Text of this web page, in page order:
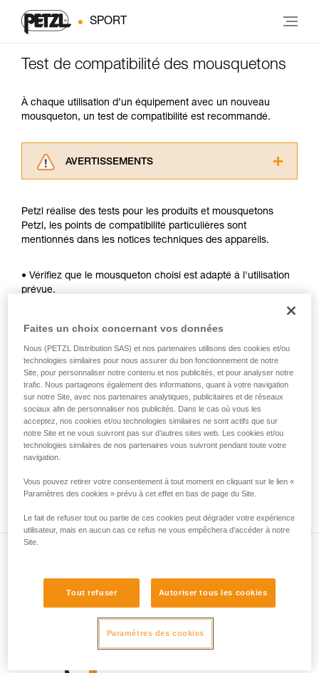
SPORT
Test de compatibilité des mousquetons
À chaque utilisation d’un équipement avec un nouveau
mousqueton, un test de compatibilité est recommandé.
AVERTISSEMENTS
consulter. Vous devez avoir compris les
informations de la notice technique pour
pouvoir comprendre ce complément
Maîtriser ces techniques nécessite une
de la reproduire en autonomie.
Nous donnons des exemples de techniques
liées à votre activité. Il peut en exister d’autres
que nous ne décrivons pas ici.
Petzl réalise des tests pour les produits et mousquetons
Petzl, les points de compatibilité particulières sont
mentionnés dans les notices techniques des appareils.
• Vérifiez que le mousqueton choisi est adapté à l'utilisation
prévue.
de connexion de l'appareil.
• Évaluez la possibilité que le mousqueton se mette en
mauvaise position et la stabilité de cette mauvaise position.
• Vérifiez les risques d'interférence entre les éléments du
système et la bague du mousqueton.
Remarque
Pour les appareils munis d'une bague souple de maintien du
mousqueton (ZIGZAG, PIRANA...), refaites un test de
la bague souple peut avoir été déformée par le premier
mousqueton et ne plus maintenir correctement le second.
Présent dans l'article
Faites un choix concernant vos données
Nous (PETZL Distribution SAS) et nos partenaires utilisons des cookies et/ou
technologies similaires pour nous assurer du bon fonctionnement de notre
Site, pour personnaliser notre contenu et nos publicités, et pour analyser notre
trafic. Nous partageons également des informations, quant à votre navigation
sur notre Site, avec nos partenaires analytiques, publicitaires et de réseaux
sociaux afin de personnaliser nos publicités. Dans le cas où vous les
acceptez, nos cookies et/ou technologies similaires ne sont actifs que sur
notre Site et ne vous suivront pas sur d’autres sites web. Les cookies et/ou
technologies similaires de nos partenaires vous suivront pendant toute votre
navigation.
Vous pouvez retirer votre consentement à tout moment en cliquant sur le lien «
Paramètres des cookies » prévu à cet effet en bas de page du Site.
Le fait de refuser tout ou partie de ces cookies peut dégrader votre expérience
utilisateur, mais en aucun cas ce refus ne vous empêchera d’accéder à notre
Site.
Tout refuser Autoriser tous les cookies
Paramètres des cookies